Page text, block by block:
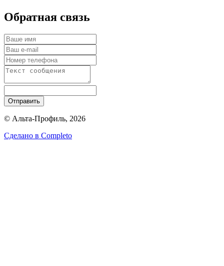
Обратная связь
Отправить
© Альта-Профиль, 2026
Сделано в Completo